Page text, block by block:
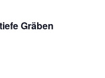
Gräben